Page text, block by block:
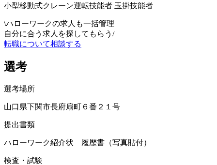
小型移動式クレーン運転技能者 玉掛技能者
\ハローワークの求人も一括管理
自分に合う求人を探してもらう /
転職について相談する
選考
選考場所
山口県下関市長府扇町６番２１号
提出書類
ハローワーク紹介状 履歴書（写真貼付）
検査・試験